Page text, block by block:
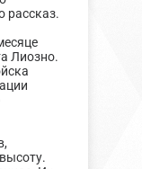
рассказ.
Лиозно.